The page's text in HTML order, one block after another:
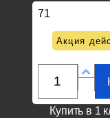
71
Акция
Купить в 1